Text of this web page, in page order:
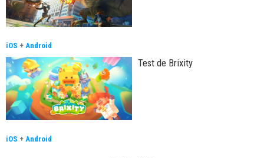
iOS + Android
Test de Brixity
iOS + Android